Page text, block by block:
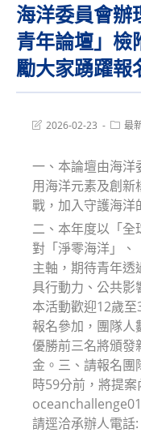
海洋委員會辦
青年論壇」檢
勵大家踴躍報
Post2026-02-23
Post最
一、本論壇由海洋
用海洋元素及創
戰，加入守護海洋
二、本年度以「
對「淨零海洋」、
主軸，期待青年透
具行動力、公共影
本活動歡迎12歲
報名參加，團隊人
優勝前三名將頒發
金。三、請報名團
時59分前，將提
請逕洽承辦人電話